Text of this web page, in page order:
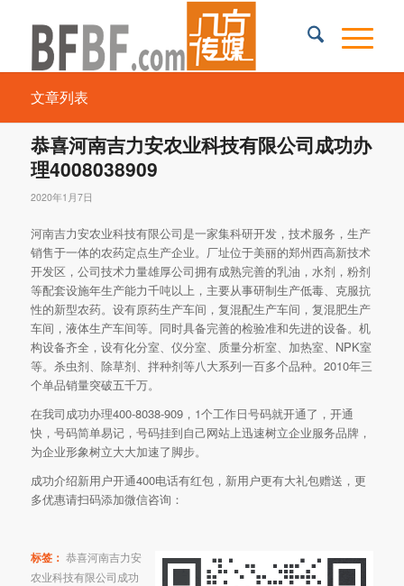
文章列表
恭喜河南吉力安农业科技有限公司成功办
理4008038909
2020年1月7日
河南吉力安农业科技有限公司是一家集科研开发，技术服务，生产
销售于一体的农药定点生产企业。厂址位于美丽的郑州西高新技术
开发区，公司技术力量雄厚公司拥有成熟完善的乳油，水剂，粉剂
等配套设施年生产能力千吨以上，主要从事研制生产低毒、克服抗
性的新型农药。设有原药生产车间，复混配生产车间，复混肥生产
车间，液体生产车间等。同时具备完善的检验准和先进的设备。机
构设备齐全，设有化分室、仪分室、质量分析室、加热室、NPK室
等。杀虫剂、除草剂、拌种剂等八大系列一百多个品种。2010年三
个单品销量突破五千万。
在我司成功办理400-8038-909，1个工作日号码就开通了，开通
快，号码简单易记，号码挂到自己网站上迅速树立企业服务品牌，
为企业形象树立大大加速了脚步。
成功介绍新用户开通400电话有红包，新用户更有大礼包赠送，更
多优惠请扫码添加微信咨询：
标签： 恭喜河南吉力安
农业科技有限公司成功